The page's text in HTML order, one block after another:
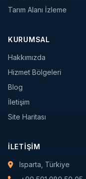
Tarım Alanı İzleme
KURUMSAL
Hakkımızda
Hizmet Bölgeleri
Blog
İletişim
Site Haritası
İLETIŞIM
Isparta, Türkiye